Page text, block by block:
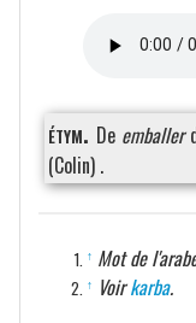
étym. De emballer
(Colin) .
↑ Mot de
↑ Voirkarba.